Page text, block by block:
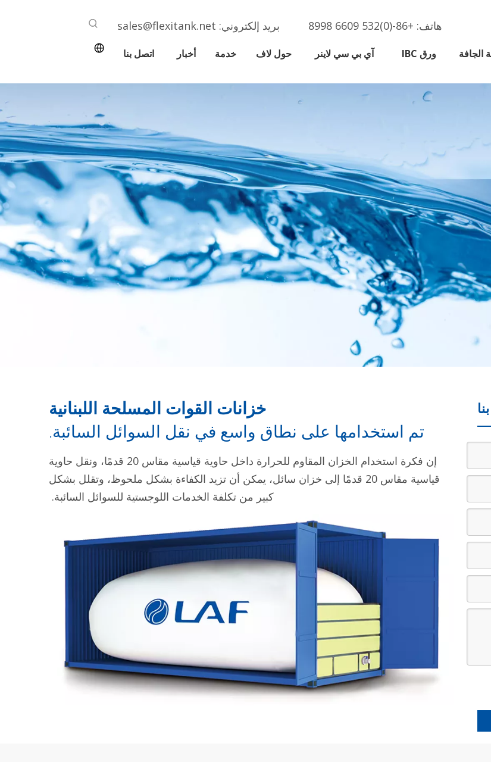
هاتف: +86-(0)532 6609 8998 بريد إلكتروني: sales@flexitank.net
الجافة ورق IBC آي بي سي لاينر حول لاف خدمة أخبار اتصل بنا
خزانات القوات المسلحة اللبنانية
تم استخدامها على نطاق واسع في نقل السوائل السائبة.
إن فكرة استخدام الخزان المقاوم للحرارة داخل حاوية قياسية مقاس 20 قدمًا، ونقل حاوية
قياسية مقاس 20 قدمًا إلى خزان سائل، يمكن أن تزيد الكفاءة بشكل ملحوظ، وتقلل بشكل
كبير من تكلفة الخدمات اللوجستية للسوائل السائبة.